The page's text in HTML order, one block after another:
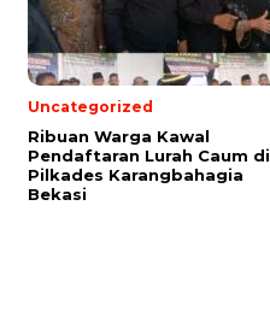
Uncategorized
Ribuan Warga Kawal
Pendaftaran Lurah Caum di
Pilkades Karangbahagia
Bekasi